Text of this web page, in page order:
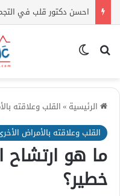
احسن دكتور قلب في
بحث عن
الرئيسية »القلب وعلاقته
القلب وعلاقته بالأمراض
ما هو
خطير؟